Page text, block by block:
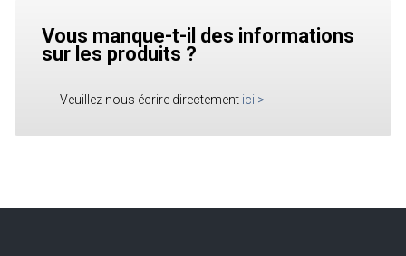
Vous manque-t-il des informations
sur les produits ?
Veuillez nous écrire directement ici >